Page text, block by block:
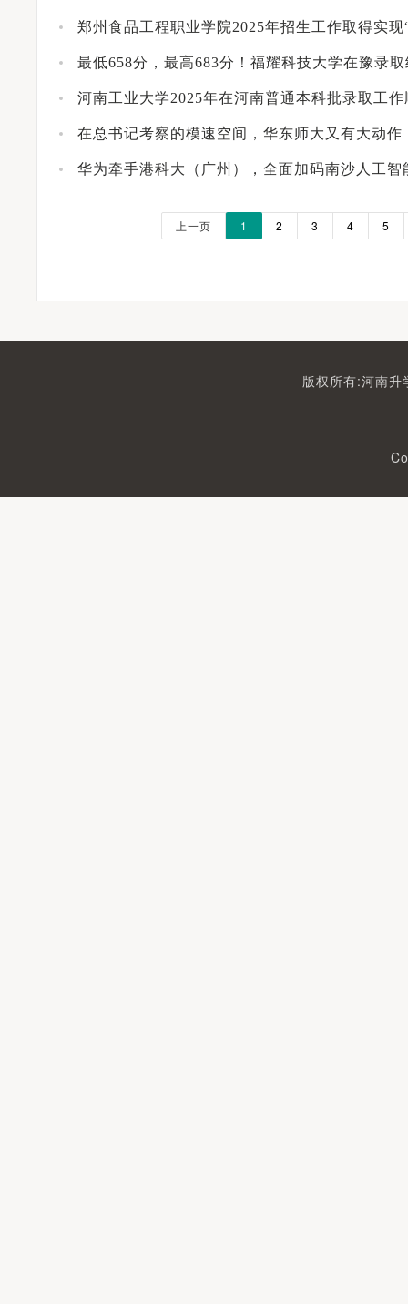
郑州食品工程职业学院2025年招生工作取得实现
最低658分，最高683分！福耀科技大学在豫录
河南工业大学2025年在河南普通本科批录取工
在总书记考察的模速空间，华东师大又有大动作
华为牵手港科大（广州），全面加码南沙人工智
上一页 1 2 3 4 5
为考生办实事——河南省2024年全国普通高校招生志愿填报咨询会圆满举行
版权所有:河南